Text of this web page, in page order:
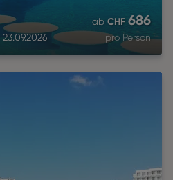
23.09.2026
ab CHF 686
pro Person